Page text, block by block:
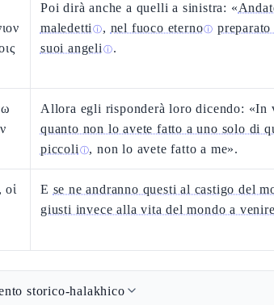
Poi dirà anche a quelli a sinistra: «
maledetti ⓘ, nel fuoco eternoⓘ
suoi angeli ⓘ.
Allora egli risponderà loro dicendo: «In
quanto non lo avete fatto a uno solo di
piccoli ⓘ, non lo avete fatto a me».
οἱ
E se ne andranno questi al castigo del
giusti invece alla vita del mondo a venire
storico-halakhico